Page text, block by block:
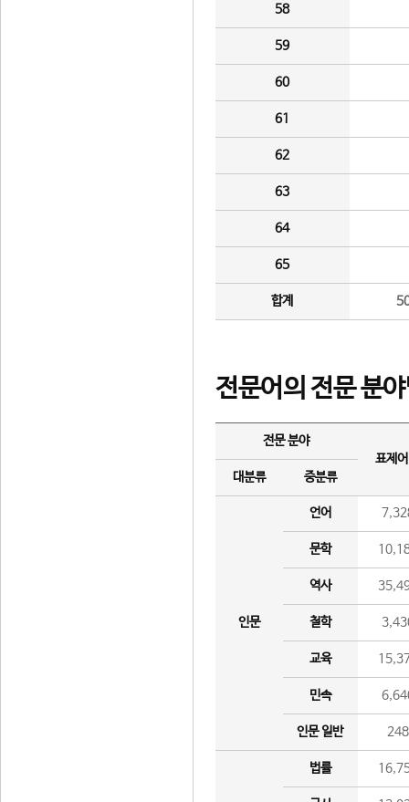
58
59
60
61
62
63
64
65
합계
전문어의 전문 분
전문 분야
표제
대분류
중분류
인문
언어
문학
역사
철학
교육
민속
인문 일반 248
법률